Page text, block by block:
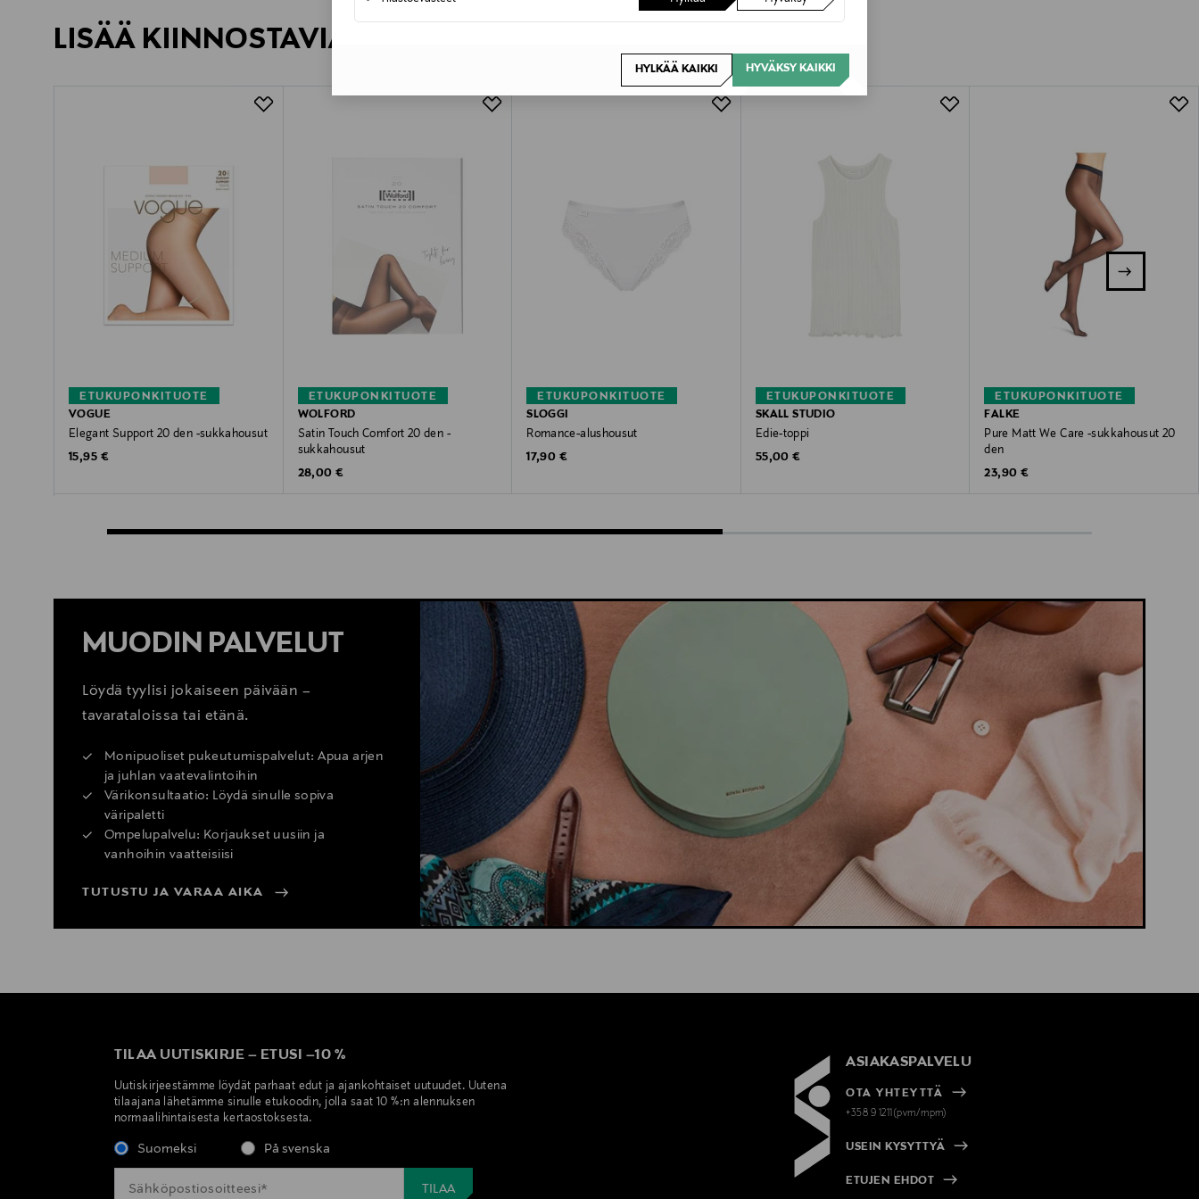
HYLKÄÄ KAIKKI HYVÄKSY KAIKKI
LISÄÄ KIINNOSTAVIA TUOTTEITA
ETUKUPONKITUOTE
VOGUE
Elegant Support 20 den -sukkahousut
Original Price
15,95 €
ETUKUPONKITUOTE
WOLFORD
Satin Touch Comfort 20 den -
sukkahousut
Original Price
28,00 €
ETUKUPONKITUOTE
SLOGGI
Romance-alushousut
Original Price
17,90 €
ETUKUPONKITUOTE
SKALL STUDIO
Edie-toppi
Original Price
55,00 €
ETUKUPONKITUOTE
FALKE
Pure Matt We Care -sukkahousut 20
den
Original Price
23,90 €
MUODIN PALVELUT
Löydä tyylisi jokaiseen päivään –
tavarataloissa tai etänä.
Monipuoliset pukeutumispalvelut: Apua arjen
ja juhlan vaatevalintoihin
Värikonsultaatio: Löydä sinulle sopiva
väripaletti
Ompelupalvelu: Korjaukset uusiin ja
vanhoihin vaatteisiisi
TUTUSTU JA VARAA AIKA
TILAA UUTISKIRJE – ETUSI –10 %
Uutiskirjeestämme löydät parhaat edut ja ajankohtaiset uutuudet. Uutena
tilaajana lähetämme sinulle etukoodin, jolla saat 10 %:n alennuksen
normaalihintaisesta kertaostoksesta.
Suomeksi På svenska
ASIAKASPALVELU
OTA YHTEYTTÄ
+358 9 1211(pvm/mpm)
USEIN KYSYTTYÄ
ETUJEN EHDOT